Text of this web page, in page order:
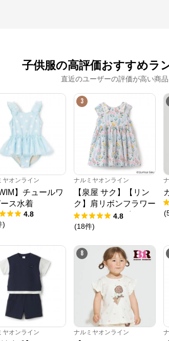
子供服の高評価おすすめラ
直近のユーザーの評価が高い商品
ヤオンライン
】チュールワ
ス水着
4.8
)
3
ナルミヤオンライン
【泉屋 サク】【リン
ク】肩リボンフラワー
キャットワンピース
4.8
(18件)
(
ヤオンライン
8
ナルミヤオンライン
ナルミヤオンライン
公式ECサイト